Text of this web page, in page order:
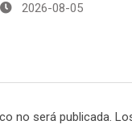
2026-08-05
no será publicada.